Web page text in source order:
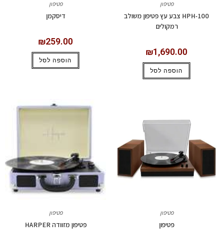
פטיפון
HPH-100 צבע עץ פטיפון משולב
רמקולים
₪1,690.00
הוספה לסל
פטיפון
דיסקמן
₪259.00
הוספה לסל
פטיפון
פטיפון
פטיפון
פטיפון מזוודה HARPER